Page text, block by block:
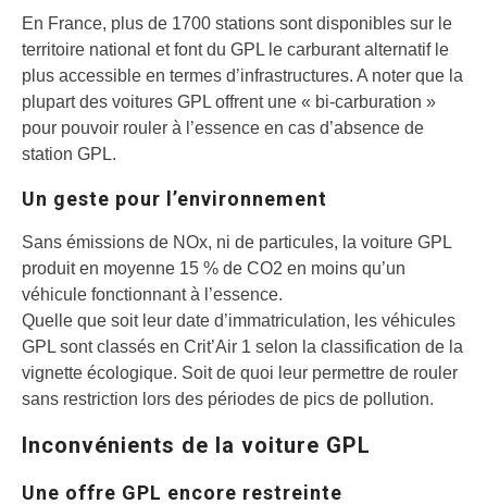
En France, plus de 1700 stations sont disponibles sur le
territoire national et font du GPL le carburant alternatif le
plus accessible en termes d’infrastructures. A noter que la
plupart des voitures GPL offrent une « bi-carburation »
pour pouvoir rouler à l’essence en cas d’absence de
station GPL.
Un geste pour l’environnement
Sans émissions de NOx, ni de particules, la voiture GPL
produit en moyenne 15 % de CO2 en moins qu’un
véhicule fonctionnant à l’essence.
Quelle que soit leur date d’immatriculation, les véhicules
GPL sont classés en Crit’Air 1 selon la classification de la
vignette écologique. Soit de quoi leur permettre de rouler
sans restriction lors des périodes de pics de pollution.
Inconvénients de la voiture GPL
Une offre GPL encore restreinte